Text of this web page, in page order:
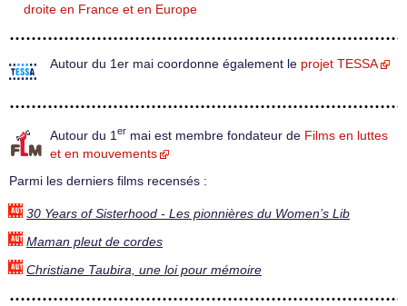
droite en France et en Europe
Autour du 1er mai coordonne également le projet TESSA
Autour du 1 er mai est membre fondateur de Films en luttes
et en mouvements
Parmi les derniers films recensés :
30 Years of Sisterhood - Les pionnières du Women’s Lib
Maman pleut de cordes
Christiane Taubira, une loi pour mémoire